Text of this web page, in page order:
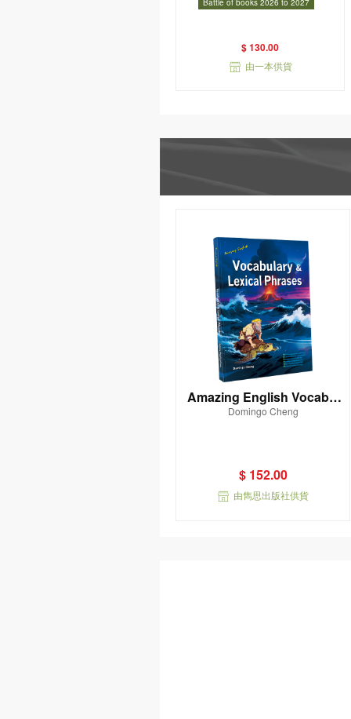
$ 130.00
由一本供貨
Amazing English Vocabul
ary & Lexical Phrases
Domingo Cheng
$ 152.00
由雋思出版社供貨